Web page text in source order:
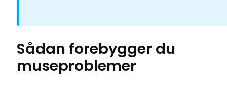
Sådan forebygger du
museproblemer